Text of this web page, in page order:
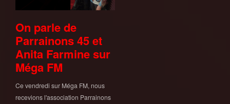
On parle de
Parrainons 45 et
Anita Farmine sur
Méga FM
Ce vendredi sur Méga FM, nous
recevions l'association Parrainons